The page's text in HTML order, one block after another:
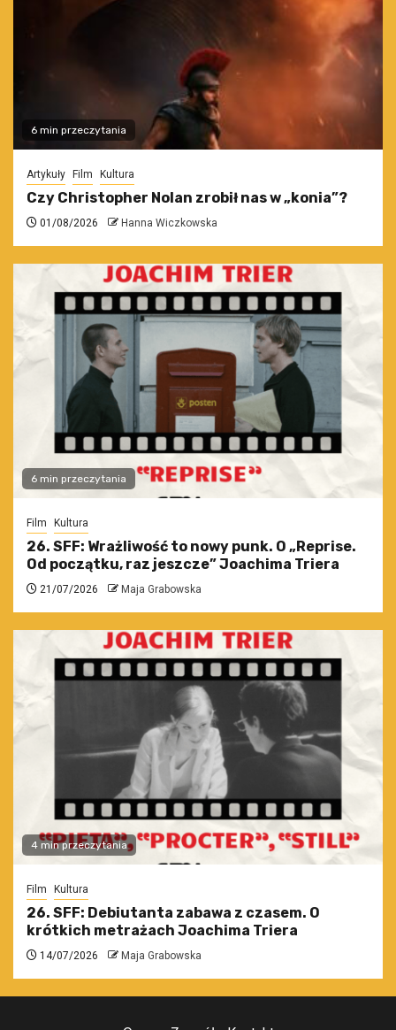
6 min przeczytania
Artykuły Film Kultura
Czy Christopher Nolan zrobił nas w „konia”?
01/08/2026 Hanna Wiczkowska
6 min przeczytania
Film Kultura
26. SFF: Wrażliwość to nowy punk. O „Reprise.
Od początku, raz jeszcze” Joachima Triera
21/07/2026 Maja Grabowska
4 min przeczytania
Film Kultura
26. SFF: Debiutanta zabawa z czasem. O
krótkich metrażach Joachima Triera
14/07/2026 Maja Grabowska